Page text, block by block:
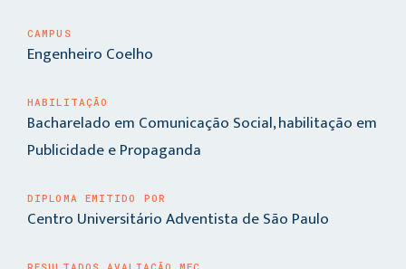
CAMPUS
Engenheiro Coelho
HABILITAÇÃO
Bacharelado em Comunicação Social, habilitação em
Publicidade e Propaganda
DIPLOMA EMITIDO POR
Centro Universitário Adventista de São Paulo